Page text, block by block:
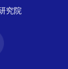
究院